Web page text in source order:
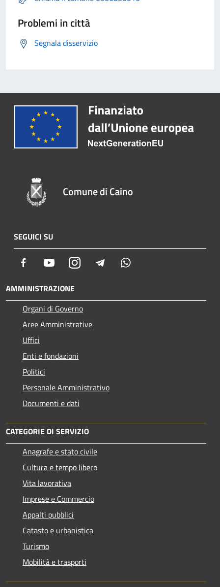
Problemi in città
Segnala disservizio
Comune di Caino
SEGUICI SU
Facebook YoutubeInstagram Telegram
AMMINISTRAZIONE
Organi di Governo
Aree Amministrative
Uffici
Enti e fondazioni
Politici
Personale Amministrativo
Documenti e dati
CATEGORIE DI SERVIZIO
Anagrafe e stato civile
Cultura e tempo libero
Vita lavorativa
Imprese e Commercio
Appalti pubblici
Catasto e urbanistica
Turismo
Mobilità e trasporti